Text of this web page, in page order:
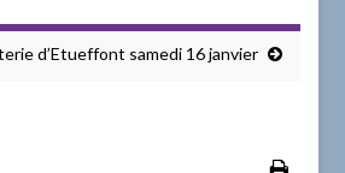
d’Etueffont samedi 16 janvier